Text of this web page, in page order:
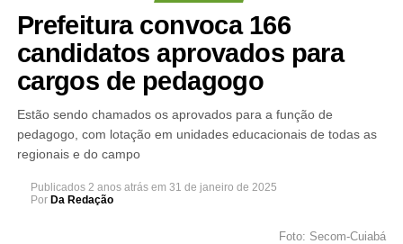
Prefeitura convoca 166
candidatos aprovados para
cargos de pedagogo
Estão sendo chamados os aprovados para a função de
pedagogo, com lotação em unidades educacionais de todas as
regionais e do campo
Publicados 2 anos atrás em 31 de janeiro de 2025
Por Da Redação
Foto: Secom-Cuiabá